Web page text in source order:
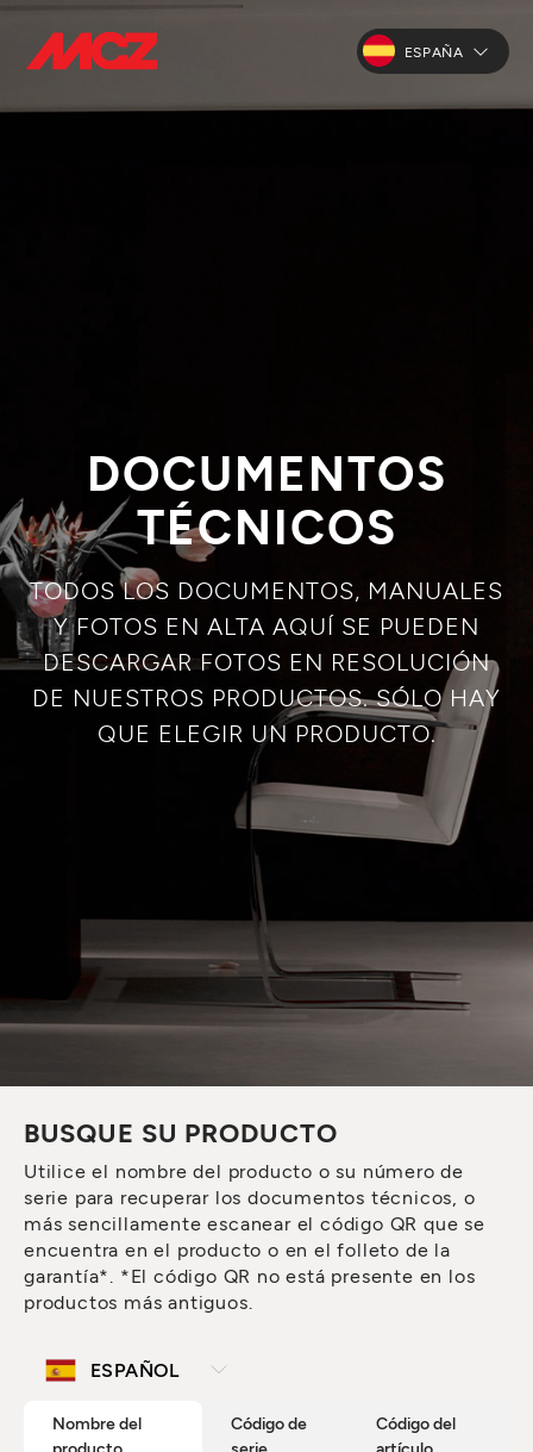
ESPAÑA
DOCUMENTOS
TÉCNICOS
TODOS LOS DOCUMENTOS, MANUALES
Y FOTOS EN ALTA AQUÍ SE PUEDEN
DESCARGAR FOTOS EN RESOLUCIÓN
DE NUESTROS PRODUCTOS. SÓLO HAY
QUE ELEGIR UN PRODUCTO.
BUSQUE SU PRODUCTO
Utilice el nombre del producto o su número de
serie para recuperar los documentos técnicos, o
más sencillamente escanear el código QR que se
encuentra en el producto o en el folleto de la
garantía*. *El código QR no está presente en los
productos más antiguos.
Nombre del
producto
Código de
serie
Código del
artículo